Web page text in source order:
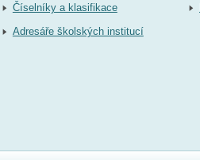
Číselníky a klasifikace
Adresáře školských institucí